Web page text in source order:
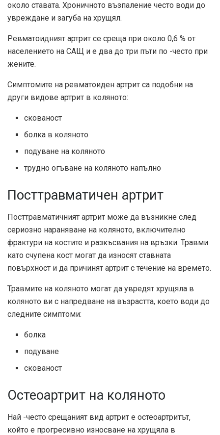
около ставата. Хроничното възпаление често води до
увреждане и загуба на хрущял.
Ревматоидният артрит се среща при около 0,6 % от
населението на САЩ и е два до три пъти по -често при
жените.
Симптомите на ревматоиден артрит са подобни на
други видове артрит в коляното:
скованост
болка в коляното
подуване на коляното
трудно огъване на коляното напълно
Посттравматичен артрит
Посттравматичният артрит може да възникне след
сериозно нараняване на коляното, включително
фрактури на костите и разкъсвания на връзки. Травми
като счупена кост могат да износят ставната
повърхност и да причинят артрит с течение на времето.
Травмите на коляното могат да увредят хрущяла в
коляното ви с напредване на възрастта, което води до
следните симптоми:
болка
подуване
скованост
Остеоартрит на коляното
Най -често срещаният вид артрит е остеоартритът,
който е прогресивно износване на хрущяла в